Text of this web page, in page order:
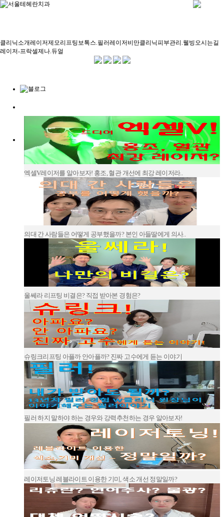
클리닉소개레이저제모리프팅보톡스.필러레이저 비만클리닉피부관리.웰빙오시는길
레이저-프락셀제나.듀얼
본문
엑셀V레이저를 알아보자! 홍조, 혈관 개선에 최강 레이저라..
의대 간 사람들은 어떻게 공부했을까? 본인 아들딸에게 의사..
울쎄라 리프팅 비결은? 직접 받아본 경험은?
슈링크리프팅 아플까 안아플까? 진짜 고수에게 듣는 이야기
필러 하지 말하야 하는 경우와 강력추천하는 경우 알아보자!
레이저토닝 레블라이트 이용한 기미, 색소 개선 정말일까?